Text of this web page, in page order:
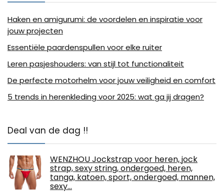
Haken en amigurumi: de voordelen en inspiratie voor
jouw projecten
Essentiële paardenspullen voor elke ruiter
Leren pasjeshouders: van stijl tot functionaliteit
De perfecte motorhelm voor jouw veiligheid en comfort
5 trends in herenkleding voor 2025: wat ga jij dragen?
Deal van de dag !!
WENZHOU Jockstrap voor heren, jock
strap, sexy string, ondergoed, heren,
tanga, katoen, sport, ondergoed, mannen,
sexy…